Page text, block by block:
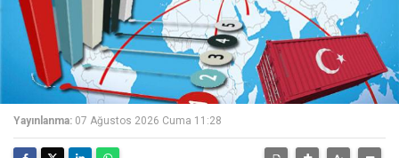
Yayınlanma: 07 Ağustos 2026 Cuma 11:28